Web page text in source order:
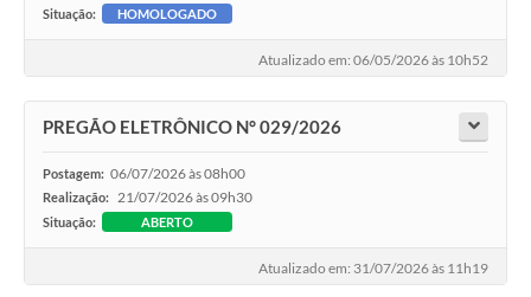
Situação: HOMOLOGADO
Atualizado em: 06/05/2026 às 10h52
PREGÃO ELETRÔNICO N° 029/2026
Postagem: 06/07/2026 às 08h00
Realização: 21/07/2026 às 09h30
Situação: ABERTO
Atualizado em: 31/07/2026 às 11h19